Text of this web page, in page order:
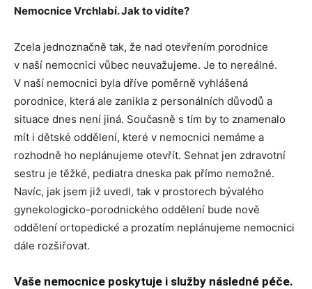
Nemocnice Vrchlabí. Jak to vidíte?
Zcela jednoznačně tak, že nad otevřením porodnice
v naší nemocnici vůbec neuvažujeme. Je to nereálné.
V naší nemocnici byla dříve poměrně vyhlášená
porodnice, která ale zanikla z personálních důvodů a
situace dnes není jiná. Současně s tím by to znamenalo
mít i dětské oddělení, které v nemocnici nemáme a
rozhodně ho neplánujeme otevřít. Sehnat jen zdravotní
sestru je těžké, pediatra dneska pak přímo nemožné.
Navíc, jak jsem již uvedl, tak v prostorech bývalého
gynekologicko-porodnického oddělení bude nově
oddělení ortopedické a prozatím neplánujeme nemocnici
dále rozšiřovat.
Vaše nemocnice poskytuje i služby následné péče.